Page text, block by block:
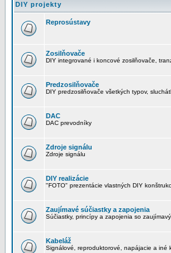
DIY projekty
Reprosústavy
Zosilňovače
DIY integrované i koncové zosilňovače,
Predzosilňovače
DIY predzosilňovače všetkých typov,
DAC
DAC prevodníky
Zdroje signálu
Zdroje signálu
DIY realizácie
"FOTO" prezentácie vlastných DIY
Zaujímavé súčiastky a zapojenia
Súčiastky, princípy a zapojenia so
Kabeláž
Signálové, reproduktorové, napájacie a iné